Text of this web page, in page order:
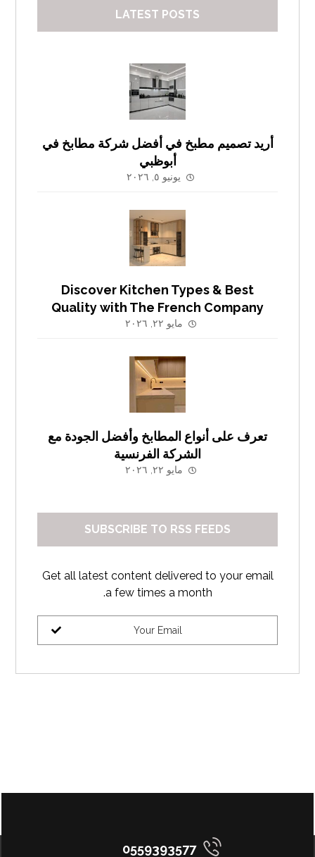
LATEST POSTS
أريد تصميم مطبخ في أفضل شركة مطابخ في
أبوظبي
يونيو ٥, ٢٠٢٦
Discover Kitchen Types & Best
Quality with The French Company
مايو ٢٢, ٢٠٢٦
تعرف على أنواع المطابخ وأفضل الجودة مع
الشركة الفرنسية
مايو ٢٢, ٢٠٢٦
SUBSCRIBE TO RSS FEEDS
Get all latest content delivered to your email
a few times a month.
0559393577